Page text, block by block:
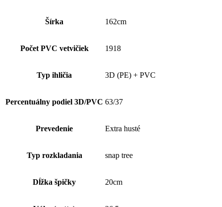
Šírka 162cm
Počet PVC vetvičiek 1918
Typ ihličia 3D (PE) + PVC
Percentuálny podiel 3D/PVC 63/37
Prevedenie Extra husté
Typ rozkladania snap tree
Dĺžka špičky 20cm